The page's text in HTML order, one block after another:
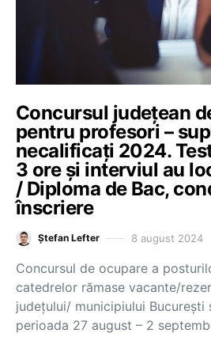
Concursul județean
pentru profesori –
necalificați 2024.
3 ore și interviul au
/ Diploma de Bac,
înscriere
Ștefan Lefter 8 august 2024
Concursul de ocupare a
catedrelor rămase vacante/
județului/ municipiului București
perioada 27 august – 2